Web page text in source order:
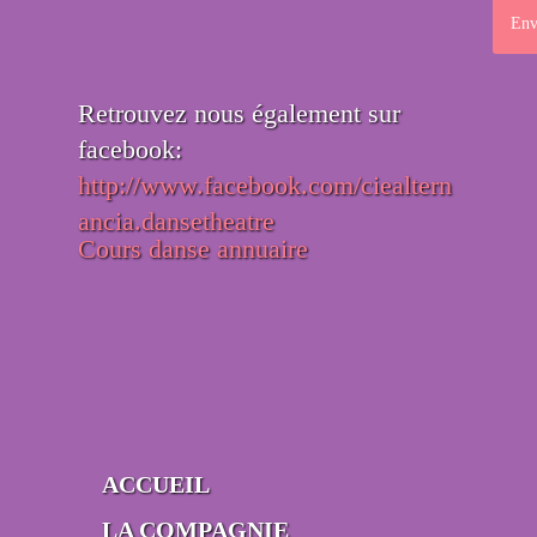
Retrouvez nous également sur
facebook:
http://www.facebook.com/ciealtern
ancia.dansetheatre
Cours danse annuaire
ACCUEIL
LA COMPAGNIE